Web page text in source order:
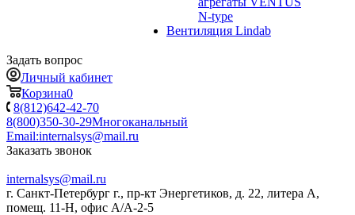
N-type
Вентиляция Lindab
Задать вопрос
Личный кабинет
Корзина0
8(812)642-42-70
8(800)350-30-29Многоканальный
Email:internalsys@mail.ru
Заказать звонок
internalsys@mail.ru
г. Санкт-Петербург г., пр-кт Энергетиков, д. 22, литера А,
помещ. 11-Н, офис А/А-2-5